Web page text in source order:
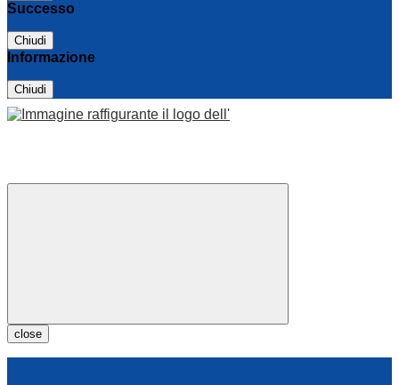
Successo
Chiudi
Informazione
Chiudi
close